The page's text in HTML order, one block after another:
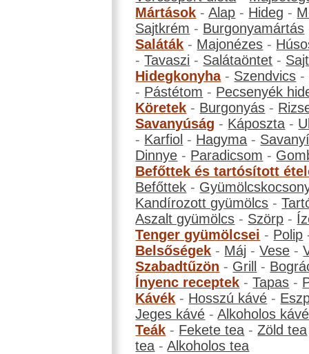
Mártások -Alap - Hideg -
Sajtkrém - Burgonyamártás
Saláták - Majonézes -
-Tavaszi - Salátaöntet -
Hidegkonyha- Szendvics -
- Pástétom - Pecsenyék
Köretek - Burgonyás -
Savanyúság - Káposzta -
- Karfiol - Hagyma -
Dinnye - Paradicsom -
Befőttek és tartósított
Befőttek -
Kandírozott gyümölcs -
Aszalt gyümölcs - Szörp -
Tenger gyümölcsei - Polip
Belsőségek - Máj -Vese -
Szabadtűzön - Grill -
Ínyenc receptek -Tapas -
Kávék - Hosszú kávé -
Jeges kávé -Alkoholos kávé
Teák - Fekete tea -Zöld tea
tea -Alkoholos tea